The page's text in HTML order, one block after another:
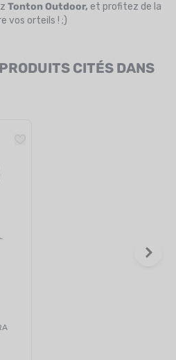
Tonton Outdoor, et profitez de la
vos orteils ! ;)
CITÉS DANS